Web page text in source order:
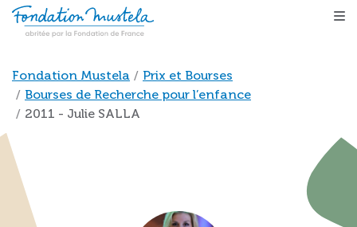
Aller au contenu principal
Fil d'Ariane
Fondation Mustela
Prix et Bourses
Bourses de Recherche pour l’enfance
2011 - Julie SALLA